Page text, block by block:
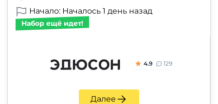
Начало: Началось 1 день назад
Набор ещё идет!
4.9 129
Далее